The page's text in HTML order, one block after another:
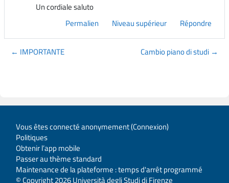
Un cordiale saluto
Permalien
Niveau supérieur Répondre
← IMPORTANTE Cambio piano di studi →
Vous êtes connecté anonymement (Connexion)
Politiques
Obtenir l’app mobile
Passer au thème standard
Maintenance de la plateforme : temps d'arrêt programmé
© Copyright 2026 Università degli Studi di Firenze